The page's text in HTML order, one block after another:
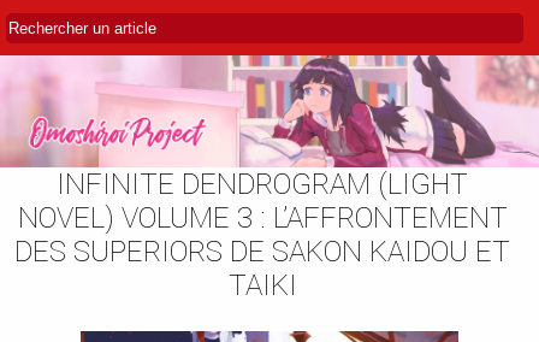
INFINITE DENDROGRAM (LIGHT
NOVEL) VOLUME 3 : L’AFFRONTEMENT
DES SUPERIORS DE SAKON KAIDOU ET
TAIKI